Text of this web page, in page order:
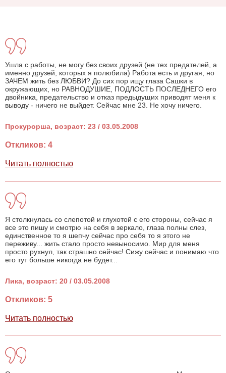
Ушла с работы, не могу без своих друзей (не тех предателей, а
именно друзей, которых я полюбила) Работа есть и другая, но
ЗАЧЕМ жить без ЛЮБВИ? До сих пор ищу глаза Сашки в
окружающих, но РАВНОДУШИЕ, ПОДЛОСТЬ ПОСЛЕДНЕГО его
двойника, предательство и отказ предыдущих приводят меня к
выводу - ничего не выйдет. Сейчас мне 23. Не хочу ничего.
Прокурорша, возраст: 23 / 03.05.2008
Откликов: 4
Читать полностью
Я столкнулась со слепотой и глухотой с его стороны, сейчас я
все это пишу и смотрю на себя в зеркало, глаза полны слез,
единственное то я шепчу сейчас про себя то я этого не
переживу... жить стало просто невыносимо. Мир для меня
просто рухнул, так страшно сейчас! Сижу сейчас и понимаю что
его тут больше никогда не будет...
Лика, возраст: 20 / 03.05.2008
Откликов: 5
Читать полностью